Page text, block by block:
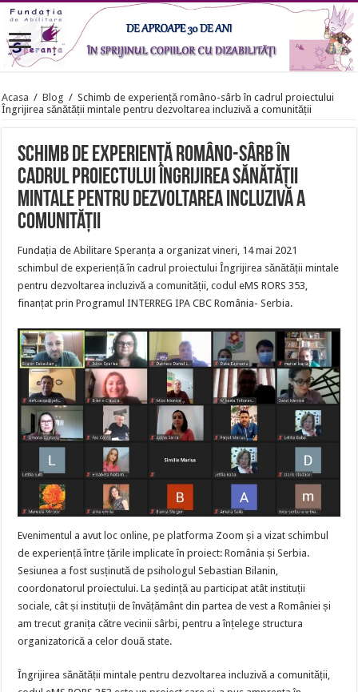
Acasa / Blog / Schimb de experiență româno-sârb în cadrul proiectului
Îngrijirea sănătății mintale pentru dezvoltarea incluzivă a comunității
Schimb de experiență româno-sârb în
cadrul proiectului Îngrijirea sănătății
mintale pentru dezvoltarea incluzivă a
comunității
Fundația de Abilitare Speranța a organizat vineri, 14 mai 2021
schimbul de experiență în cadrul proiectului Îngrijirea sănătății mintale
pentru dezvoltarea incluzivă a comunității, codul eMS RORS 353,
finanțat prin Programul INTERREG IPA CBC România- Serbia.
Evenimentul a avut loc online, pe platforma Zoom și a vizat schimbul
de experiență între țările implicate în proiect: România și Serbia.
Sesiunea a fost susținută de psihologul Sebastian Bilanin,
coordonatorul proiectului. La ședință au participat atât instituții
sociale, cât și instituții de învățământ din partea de vest a României și
am trecut granița către vecinii sârbi, pentru a înțelege structura
organizatorică a celor două state.
Îngrijirea sănătății mintale pentru dezvoltarea incluzivă a comunității,